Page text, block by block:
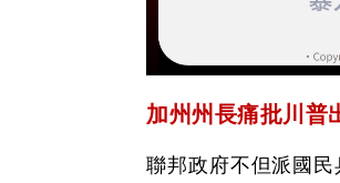
加州州長痛批川
聯邦政府不但派國